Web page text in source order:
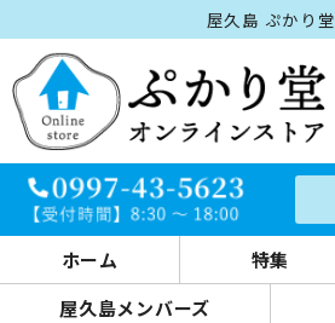
屋久島 ぷかり堂
ホーム 特集
屋久島メンバーズ